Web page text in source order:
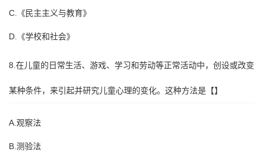
C.《民主主义与教育》
D.《学校和社会》
8.在儿童的日常生活、游戏、学习和劳动等正常活动中，创设或改变
某种条件，来引起并研究儿童心理的变化。这种方法是【】
A.观察法
B.测验法